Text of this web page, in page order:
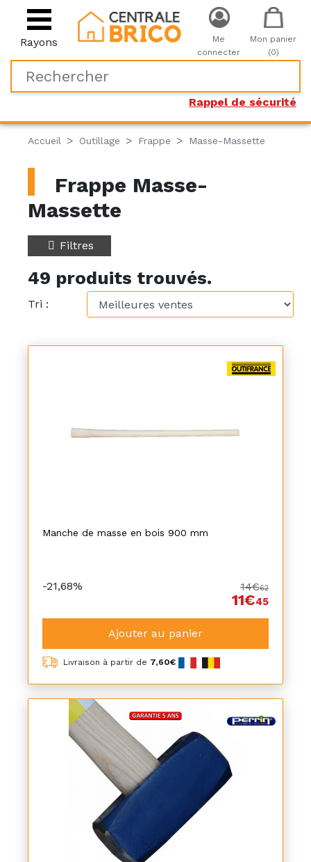
Rayons
Rappel de sécurité
Me
connecter
Mon panier
(0)
Accueil Outillage Frappe Masse-Massette
Frappe Masse-
Massette
Filtres
49 produits trouvés.
Tri :
Manche de masse en bois 900 mm
-21,68% 14€62
11€45
Ajouter au panier
Livraison à partir de 7,60€